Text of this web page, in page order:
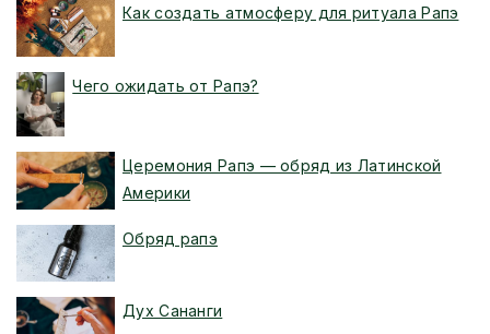
Как создать атмосферу для ритуала Рапэ
Чего ожидать от Рапэ?
Церемония Рапэ — обряд из Латинской
Америки
Обряд рапэ
Дух Сананги